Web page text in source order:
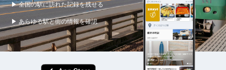
▶ 全国の駅に訪れた記録を残せる
▶ あらゆる駅と街の情報を確認